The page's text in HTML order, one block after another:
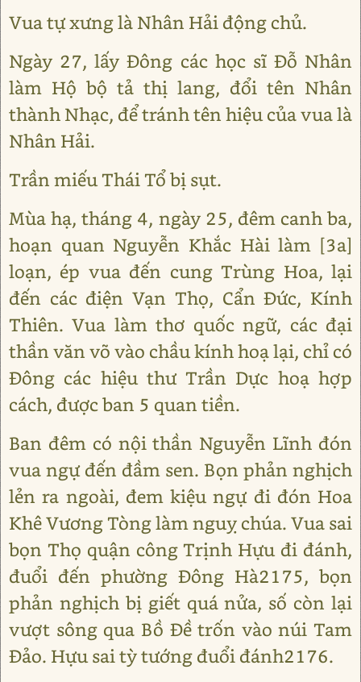
Vua tự xưng là Nhân Hải động chủ.
Ngày 27, lấy Đông các học sĩ Đỗ Nhân
làm Hộ bộ tả thị lang, đổi tên Nhân
thành Nhạc, để tránh tên hiệu của vua là
Nhân Hải.
Trần miếu Thái Tổ bị sụt.
Mùa hạ, tháng 4, ngày 25, đêm canh ba,
hoạn quan Nguyễn Khắc Hài làm [3a]
loạn, ép vua đến cung Trùng Hoa, lại
đến các điện Vạn Thọ, Cẩn Đức, Kính
Thiên. Vua làm thơ quốc ngữ, các đại
thần văn võ vào chầu kính hoạ lại, chỉ có
Đông các hiệu thư Trần Dực hoạ hợp
cách, được ban 5 quan tiền.
Ban đêm có nội thần Nguyễn Lĩnh đón
vua ngự đến đầm sen. Bọn phản nghịch
lẻn ra ngoài, đem kiệu ngự đi đón Hoa
Khê Vương Tòng làm nguỵ chúa. Vua sai
bọn Thọ quận công Trịnh Hựu đi đánh,
đuổi đến phường Đông Hà2175, bọn
phản nghịch bị giết quá nửa, số còn lại
vượt sông qua Bồ Đề trốn vào núi Tam
Đảo. Hựu sai tỳ tướng đuổi đánh2176.